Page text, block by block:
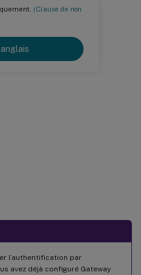
(Clause de non
anglais
l’authentification par
avez déjà configuré Gateway